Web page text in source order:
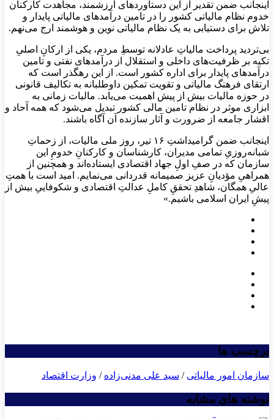
اینجانب ضمن تقدیر از این دستاوردهای ارزشمند، مجاهدت‌ کارکنان
خدوم نظام مالیاتی کشور را در تامین درآمدهای مالیاتی پایدار و
تلاش برای دستیابی به یک نظام مالیاتی نوین و هوشمند ارج می‌نهم.
بی‌تردید پرداخت مالیاتِ عادلانه توسطِ مردم، یکی از ارکانِ اصلیِ
تکیه بر ظرفیت‌های داخلی و استقلال از درآمدهای نفتی و تامین
درآمدهای پایدار برای اداره کشور است. از این رهگذر است که
ارتقای فرهنگ مالیاتی و تقویت تمکین داوطلبانه به تکالیف قانونی
در حوزه مالیات بیش از پیش اهمیت می‌یابد. مالیات زمانی به
ابزاری موثر در نظام تامین مالی کشور تبدیل می‌شود که همه آحاد و
اقشار جامعه از ضرورت و آثار سازنده آن آگاه باشند.
اینجانب ضمن گرامیداشتِ ۱۶ تیر، روز ملی مالیات، از زحماتِ
شبانه‌روزیِ تمامی مدیران، کارشناسان و کارکنانِ خدومِ این
سازمان که در صفِ اولِ جهاد اقتصادی ایستاده‌اند و همچنین از
همراهیِ مؤدیانِ عزیز صمیمانه قدردانی می‌نمایم. امید است با همتِ
عالیِ همگان، شاهدِ تحققِ کاملِ عدالتِ اقتصادی و شکوفاییِ بیش از
پیشِ ایران اسلامی باشیم.»
برچسب ها
سازمان امور مالیاتی / سید علی مدنی‌زاده / وزارت اقتصاد
نوشته های مشابه